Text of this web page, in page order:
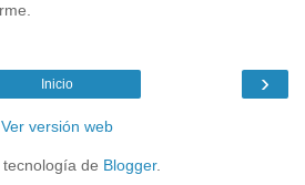
›
Inicio
Ver versión web
de Blogger.